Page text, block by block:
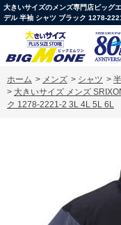
大きいサイズのメンズ専門店ビッグ
デル 半袖 シャツ ブラック 1278-
ホーム > メンズ > シャツ >
> 大きいサイズ メンズ
ク 1278-2221-2 3L 4L 5L 6L